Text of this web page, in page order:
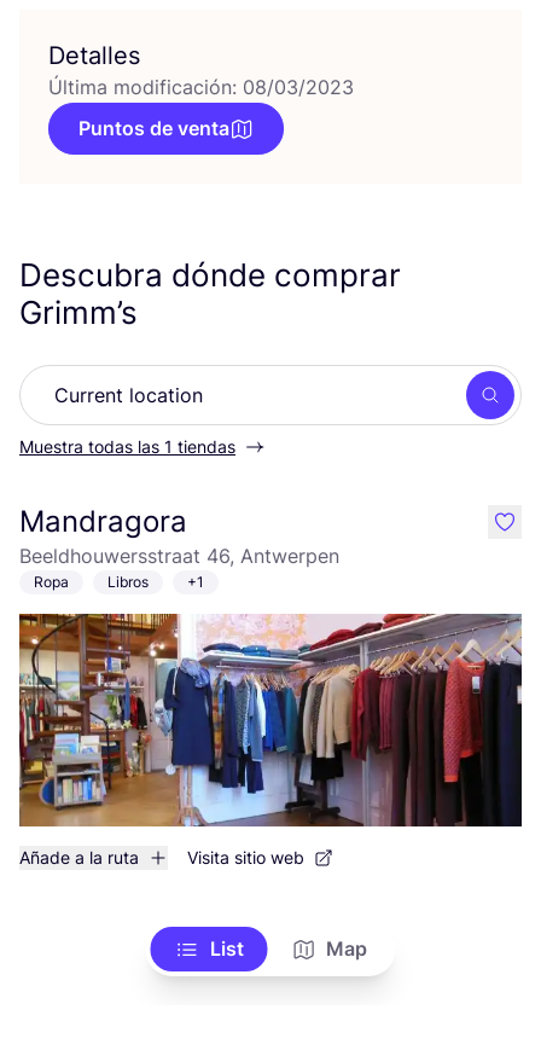
Detalles
Última modificación: 08/03/2023
Puntos de venta
Descubra dónde comprar
Grimm’s
Muestra todas las 1 tiendas
Mandragora
Beeldhouwersstraat 46, Antwerpen
Ropa Libros +1
Añade a la ruta Visita sitio web
like
List Map